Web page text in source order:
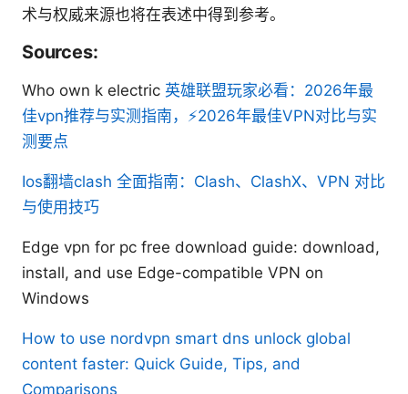
术与权威来源也将在表述中得到参考。
Sources:
Who own k electric 英雄联盟玩家必看：2026年最
佳vpn推荐与实测指南，⚡2026年最佳VPN对比与实
测要点
Ios翻墙clash 全面指南：Clash、ClashX、VPN 对比
与使用技巧
Edge vpn for pc free download guide: download,
install, and use Edge-compatible VPN on
Windows
How to use nordvpn smart dns unlock global
content faster: Quick Guide, Tips, and
Comparisons